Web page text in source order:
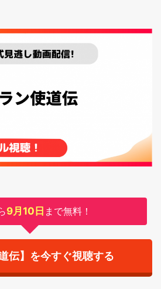
9月10日 まで無料！
伝】を今すぐ視聴する